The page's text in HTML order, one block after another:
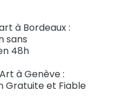
à Bordeaux :
sans
48h
à Genève :
Gratuite et Fiable